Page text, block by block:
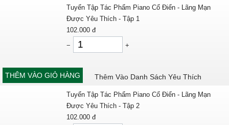
Tuyển Tập Tác Phẩm Piano Cổ Điển - Lãng Mạn
Được Yêu Thích - Tập 1
102.000 đ
−
+
THÊM VÀO GIỎ HÀNG Thêm Vào Danh Sách Yêu Thích
Tuyển Tập Tác Phẩm Piano Cổ Điển - Lãng Mạn
Được Yêu Thích - Tập 2
102.000 đ